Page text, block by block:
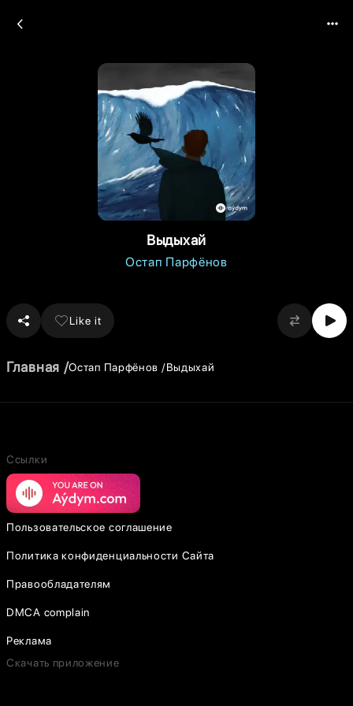
Выдыхай
Остап Парфёнов
Like it
Главная Остап Парфёнов Выдыхай
Ссылки
Пользовательское соглашение
Политика конфиденциальности Сайта
Правообладателям
DMCA complain
Реклама
Скачать приложение